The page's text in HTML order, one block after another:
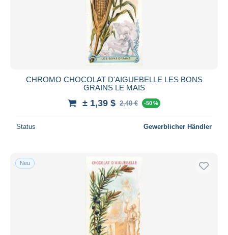
CHROMO CHOCOLAT D'AIGUEBELLE LES BONS
GRAINS LE MAIS
± 1,39 $ 2,40 € -50 %
Status Gewerblicher Händler
Neu